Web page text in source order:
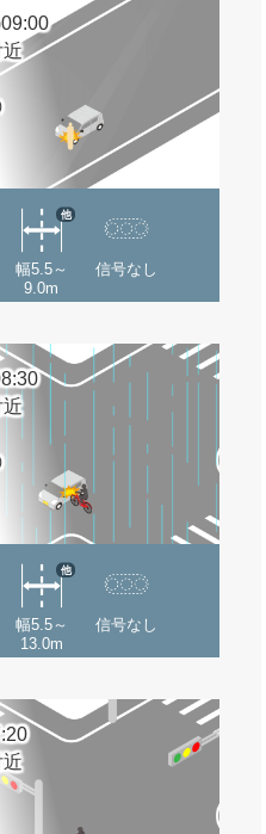
近
幅5.5～
9.0m
他
信号なし
近
幅5.5～
13.0m
他
信号なし
近